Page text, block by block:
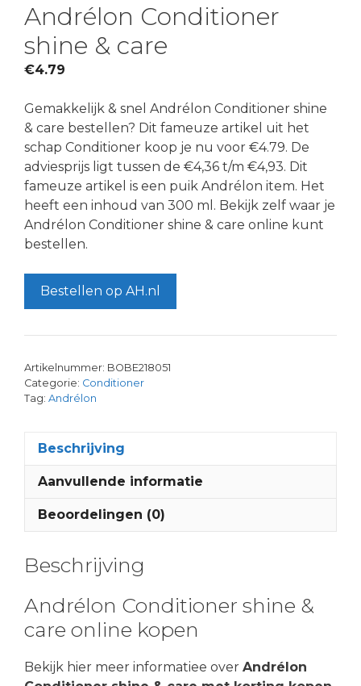
Andrélon Conditioner
shine & care
€4.79
Gemakkelijk & snel Andrélon Conditioner shine
& care bestellen? Dit fameuze artikel uit het
schap Conditioner koop je nu voor €4.79. De
adviesprijs ligt tussen de €4,36 t/m €4,93. Dit
fameuze artikel is een puik Andrélon item. Het
heeft een inhoud van 300 ml. Bekijk zelf waar je
Andrélon Conditioner shine & care online kunt
bestellen.
Bestellen op AH.nl
Artikelnummer: BOBE218051
Categorie: Conditioner
Tag: Andrélon
Beschrijving
Aanvullende informatie
Beoordelingen (0)
Beschrijving
Andrélon Conditioner shine &
care online kopen
Bekijk hier meer informatiee over Andrélon